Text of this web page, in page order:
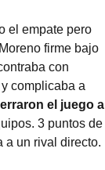
el empate pero
firme bajo
con
complicaba a
el juego a
3 puntos de
a un rival directo.